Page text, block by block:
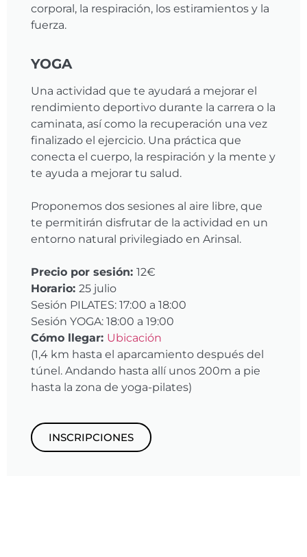
corporal, la respiración, los estiramientos y la
fuerza.
YOGA
Una actividad que te ayudará a mejorar el
rendimiento deportivo durante la carrera o la
caminata, así como la recuperación una vez
finalizado el ejercicio. Una práctica que
conecta el cuerpo, la respiración y la mente y
te ayuda a mejorar tu salud.
Proponemos dos sesiones al aire libre, que
te permitirán disfrutar de la actividad en un
entorno natural privilegiado en Arinsal.
Precio por sesión: 12€
Horario: 25 julio
Sesión PILATES: 17:00 a 18:00
Sesión YOGA: 18:00 a 19:00
Cómo llegar: Ubicación
(1,4 km hasta el aparcamiento después del
túnel. Andando hasta allí unos 200m a pie
hasta la zona de yoga-pilates)
INSCRIPCIONES